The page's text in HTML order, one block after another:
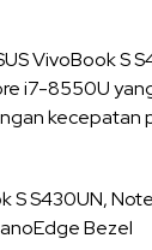
VivoBook S
i7-8550U
kecepatan